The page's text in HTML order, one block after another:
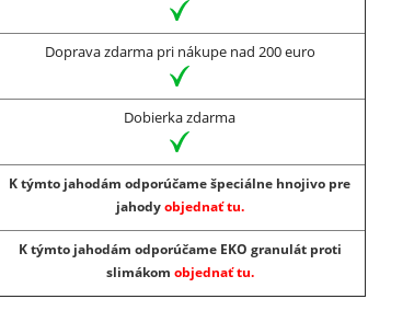
Doprava zdarma pri nákupe nad 200 euro
Dobierka zdarma
K týmto jahodám odporúčame špeciálne hnojivo pre
jahody objednať tu.
K týmto jahodám odporúčame EKO granulát proti
slimákom objednať tu.